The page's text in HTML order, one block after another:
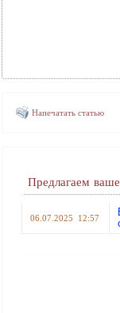
Напечатать статью
Предлагаем
06.07.2025 12:57